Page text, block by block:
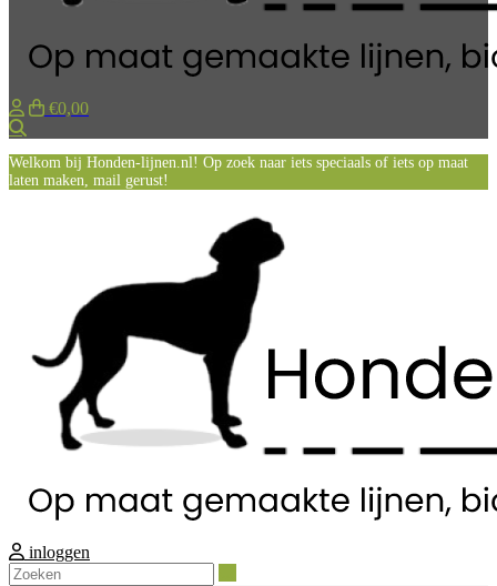
€0,00
Welkom bij Honden-lijnen.nl! Op zoek naar iets speciaals of iets op maat
laten maken, mail gerust!
inloggen